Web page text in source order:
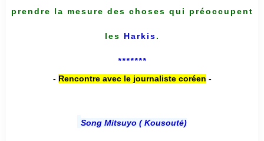
prendre la mesure des choses qui préoccupent
les Harkis.
*******
- Rencontre avec le journaliste coréen -
Song Mitsuyo ( Kousouté)